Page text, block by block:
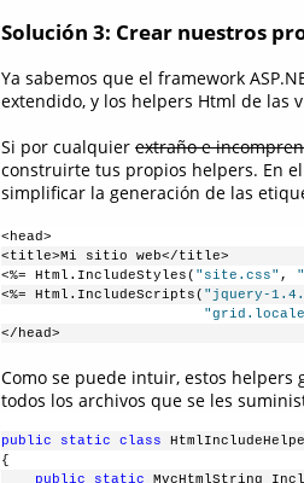
Solución 3: Crear nuestros
Ya sabemos que el framework
extendido, y los helpers Html de las
Si por cualquier extraño e
construirte tus propios helpers. En
simplificar la generación de las
<head>
<title>Mi sitio web</title>
<%= Html.IncludeStyles( "site.css" ,
<%= Html.IncludeScripts( "jquery-
</head>
Como se puede intuir, estos
todos los archivos que se les
public static class
{
public
static MvcHtmlString